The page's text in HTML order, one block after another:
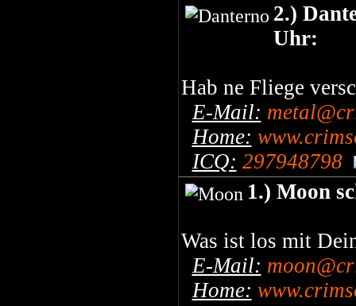
2.)
Uhr:
Hab ne Fliege
E-Mail:
Home:
ICQ: 297948798
1.) Moon
Was ist los mit
E-Mail:
Home: